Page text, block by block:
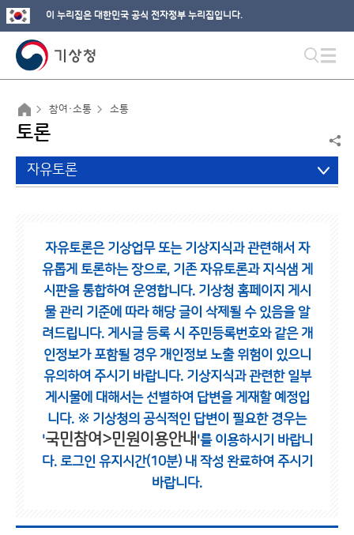
이 누리집은 대한민국 공식 전자정부 누리집입니다.
참여·소통 소통
토론
자유토론
자유토론은 기상업무 또는 기상지식과 관련해서 자
유롭게 토론하는 장으로, 기존 자유토론과 지식샘 게
시판을 통합하여 운영합니다. 기상청 홈페이지 게시
물 관리 기준에 따라 해당 글이 삭제될 수 있음을 알
려드립니다. 게시글 등록 시 주민등록번호와 같은 개
인정보가 포함될 경우 개인정보 노출 위험이 있으니
유의하여 주시기 바랍니다. 기상지식과 관련한 일부
게시물에 대해서는 선별하여 답변을 게재할 예정입
니다. ※ 기상청의 공식적인 답변이 필요한 경우는
'국민참여>민원이용안내 '를 이용하시기 바랍니
다. 로그인 유지시간(10분) 내 작성 완료하여 주시기
바랍니다.